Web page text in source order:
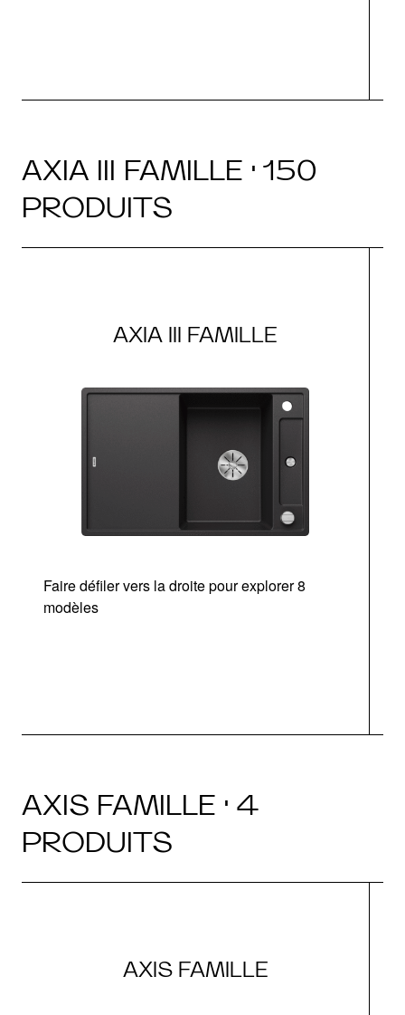
AXIA III FAMILLE · 150
PRODUITS
AXIA III FAMILLE
Faire défiler vers la droite pour explorer 8
modèles
AXIS FAMILLE · 4
PRODUITS
AXIS FAMILLE